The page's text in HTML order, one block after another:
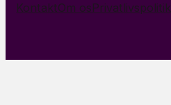
KontaktOm osPrivatlivspolitik